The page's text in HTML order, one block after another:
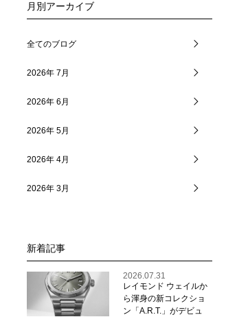
月別アーカイブ
全てのブログ
2026年 7月
2026年 6月
2026年 5月
2026年 4月
2026年 3月
新着記事
2026.07.31
レイモンド ウェイルか
ら渾身の新コレクショ
ン「A.R.T.」がデビュ